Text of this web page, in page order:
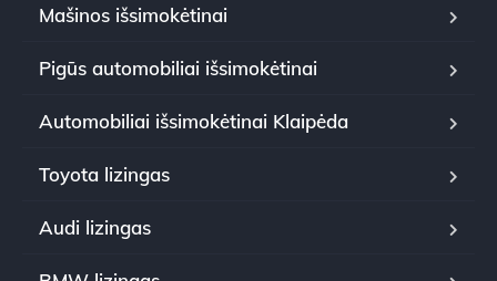
Mašinos išsimokėtinai
Pigūs automobiliai išsimokėtinai
Automobiliai išsimokėtinai Klaipėda
Toyota lizingas
Audi lizingas